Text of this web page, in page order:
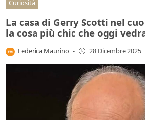
Curiosità
La casa di Gerry Scotti nel
la cosa più chic che oggi
Federica Maurino - 28 Dicembre 2025